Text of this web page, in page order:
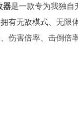
器是一款专为我独自
有无敌模式、无限
伤害倍率、击倒